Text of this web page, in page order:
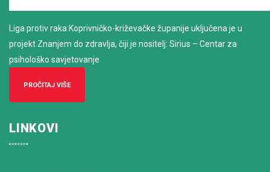
Liga protiv raka Koprivničko-križevačke županije uključena je u
projekt Znanjem do zdravlja, čiji je nositelj: Sirius – Centar za
psihološko savjetovanje
PROČITAJ VIŠE
LINKOVI